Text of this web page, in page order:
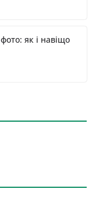
як і навіщо